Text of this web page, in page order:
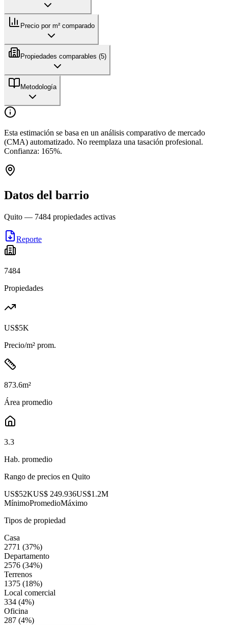
Precio por m² comparado
Propiedades comparables (5)
Metodología
Esta estimación se basa en un análisis comparativo de mercado
(CMA) automatizado. No reemplaza una tasación profesional.
Confianza: 165%.
Datos del barrio
Quito — 7484 propiedades activas
Reporte
7484
Propiedades
US$5K
Precio/m² prom.
873.6m²
Área promedio
3.3
Hab. promedio
Rango de precios en Quito
US$52KUS$ 249.936US$1.2M
MínimoPromedioMáximo
Tipos de propiedad
Casa
2771 (37%)
Departamento
2576 (34%)
Terrenos
1375 (18%)
Local comercial
334 (4%)
Oficina
287 (4%)